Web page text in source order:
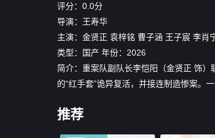
评分：0.0分
导演： 王寿华
主演： 金贤正 袁梓铭 曹子涵 王子宸 李肖
类型：
国产 年份： 2026
简介：重案队副队长李恺阳（金贤正 饰
的“红手套”诡异复活，并接连制造惨案。
推荐